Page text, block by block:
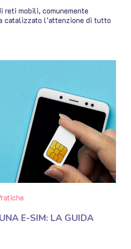
reti mobili, comunemente
catalizzato l’attenzione di tutto
E-SIM: LA GUIDA